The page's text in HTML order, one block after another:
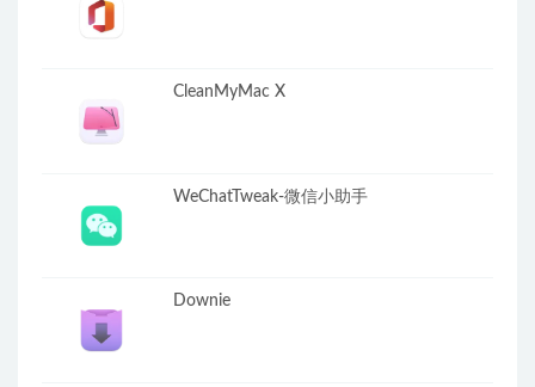
CleanMyMac X
WeChatTweak-微信小助手
Downie